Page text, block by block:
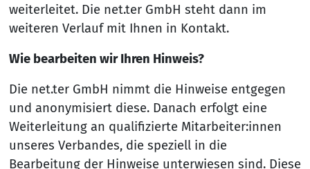
weiterleitet. Die net.ter GmbH steht dann im
weiteren Verlauf mit Ihnen in Kontakt.
Wie bearbeiten wir Ihren Hinweis?
Die net.ter GmbH nimmt die Hinweise entgegen
und anonymisiert diese. Danach erfolgt eine
Weiterleitung an qualifizierte Mitarbeiter:innen
unseres Verbandes, die speziell in die
Bearbeitung der Hinweise unterwiesen sind. Diese